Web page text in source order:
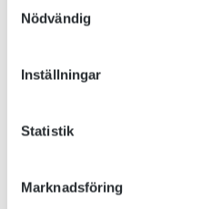
Nödvändig
Inställningar
Statistik
Marknadsföring
för vetenskapen.